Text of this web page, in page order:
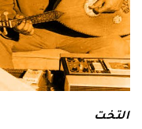
التخت